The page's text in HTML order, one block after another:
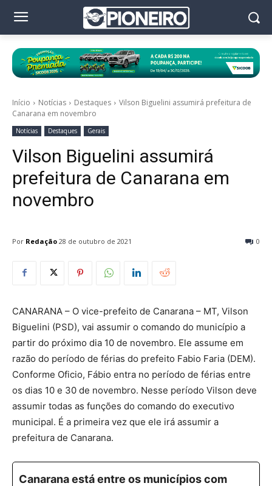
Início Notícias Destaques
Vilson Biguelini assumirá prefeitura de
Canarana em novembro
Notícias Destaques Gerais
Vilson Biguelini assumirá
prefeitura de Canarana em
novembro
Por Redação 0
28 de outubro de 2021
CANARANA – O vice-prefeito de Canarana – MT, Vilson
Biguelini (PSD), vai assumir o comando do município a
partir do próximo dia 10 de novembro. Ele assume em
razão do período de férias do prefeito Fabio Faria (DEM).
Conforme Oficio, Fábio entra no período de férias entre
os dias 10 e 30 de novembro. Nesse período Vilson deve
assumir todas as funções do comando do executivo
municipal. É a primeira vez que ele irá assumir a
prefeitura de Canarana.
Canarana está entre os municípios com